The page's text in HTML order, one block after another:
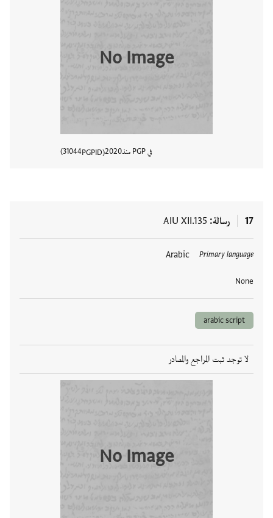
No Image
في PGP منذ 2020
PGPID
31044
17 رسالة AIU XII.135
Primary language
Arabic
None
العلامات
arabic script
لا توجد ثبت المراجع والمصادر
No Image